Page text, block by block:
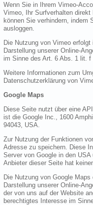
Wenn Sie in Ihrem Vimeo-
Vimeo, Ihr Surfverhalten
können Sie verhindern, indem
ausloggen.
Die Nutzung von Vimeo
Darstellung unserer Online-
im Sinne des Art. 6 Abs. 1 lit. f
Weitere Informationen zum
Datenschutzerklärung von
Google Maps
Diese Seite nutzt über eine
ist die Google Inc., 1600
94043, USA.
Zur Nutzung der Funktionen
Adresse zu speichern. Diese
Server von Google in den
Anbieter dieser Seite hat
Die Nutzung von Google
Darstellung unserer Online-
der von uns auf der Website
berechtigtes Interesse im